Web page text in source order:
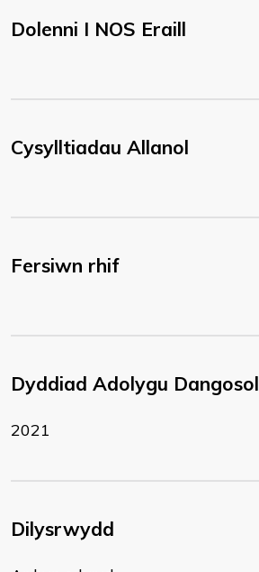
Dolenni I NOS Eraill
Cysylltiadau Allanol
Fersiwn rhif
Dyddiad Adolygu Dangosol
2021
Dilysrwydd